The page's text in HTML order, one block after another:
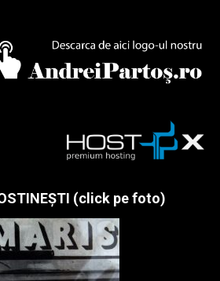
(click pe foto)